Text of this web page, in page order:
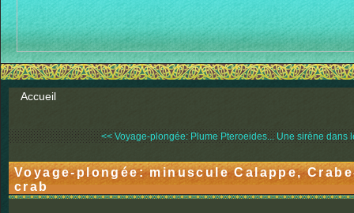
Accueil
<< Voyage-plongée: Plume Pteroeides... Une sirène dans
Voyage-plongée: minuscule Calappe,
crab